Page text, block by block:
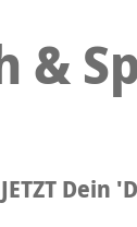
&
Dein